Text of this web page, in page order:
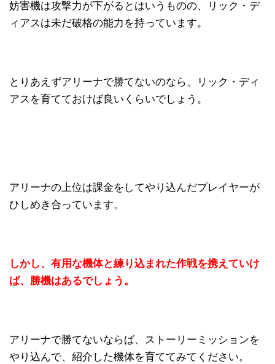
妨害機は攻撃力が下がるとはいうものの、リック・デ
ィアスは未だ破格の能力を持っています。
とりあえずアリーナで勝てないのなら、リック・ディ
アスを育てておけば良いくらいでしょう。
アリーナの上位は課金をしてやり込んだプレイヤーが
ひしめき合っています。
しかし、有用な機体と練り込まれた作戦を携えていけ
ば、勝機はあるでしょう。
アリーナで勝てないならば、ストーリーミッションを
やり込んで、紹介した機体を育ててみてください。